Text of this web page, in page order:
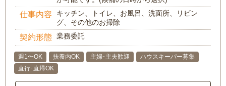
仕事内容
キッチン、トイレ、お風呂、洗面所、リビン
グ、その他のお掃除
契約形態 業務委託
週1〜OK 扶養内OK 主婦･主夫歓迎
ハウスキーパー募集
直行･直帰OK